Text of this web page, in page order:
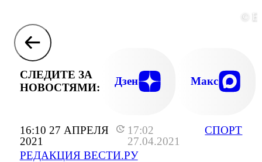
16:10 27 АПРЕЛЯ
2021
17:02
27.04.2021
РЕДАКЦИЯ ВЕСТИ.РУ
СПОРТ
©
СЛЕДИТЕ ЗА
НОВОСТЯМИ:
Дзен Макс